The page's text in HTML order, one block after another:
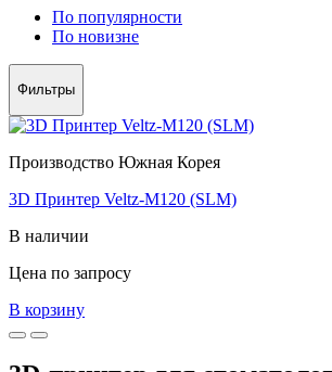
По популярности
По новизне
Фильтры
Производство Южная Корея
3D Принтер Veltz-M120 (SLM)
В наличии
Цена по запросу
В корзину